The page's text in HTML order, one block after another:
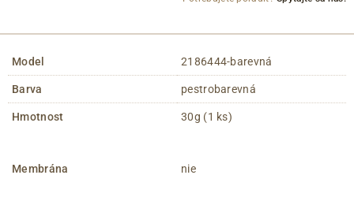
Model 2186444-barevná
Barva pestrobarevná
Hmotnost 30g (1 ks)
Membrána nie